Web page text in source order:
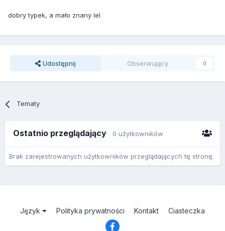
dobry typek, a mało znany lel
Udostępnij Obserwujący 0
Tematy
Ostatnio przeglądający 0 użytkowników
Brak zarejestrowanych użytkowników przeglądających tę stronę.
Język Polityka prywatności Kontakt Ciasteczka